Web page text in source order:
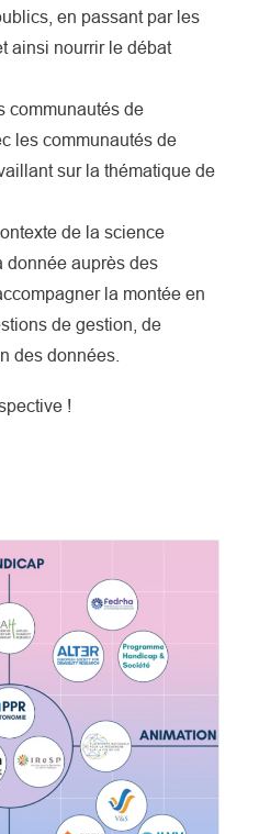
en passant par les
ainsi nourrir le débat
communautés de
les communautés de
sur la thématique de
de la science
donnée auprès des
la montée en
de gestion, de
des données.
!